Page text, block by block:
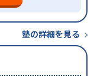
塾の詳細を見る